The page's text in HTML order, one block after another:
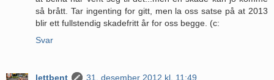
så brått. Tar ingenting for gitt, men la oss satse på at 2013
blir ett fullstendig skadefritt år for oss begge. (c:
Svar
lettbent
31. desember 2012 kl. 11:49